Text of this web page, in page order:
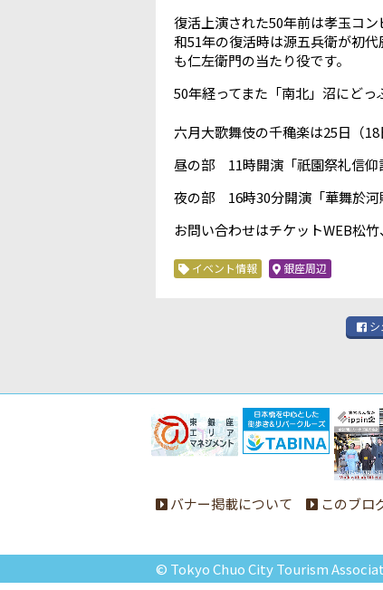
復活上演された50年前は孝玉コ
和51年の復活時は源五兵衛が初
も仁左衛門の当たり役です。
50年経ってまた「南北」沼にどっ
六月大歌舞伎の千穐楽は25日（18
昼の部 11時開演「祇園祭礼信仰
夜の部 16時30分開演「華舞於河
お問い合わせはチケットWEB松
イベント情報 銀座周辺
シ
バナー掲載について
このブロ
© Tokyo Chuo City Tourism